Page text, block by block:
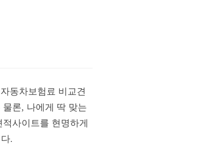
동차보험료 비교견
론, 나에게 딱 맞는
사이트를 현명하게
.